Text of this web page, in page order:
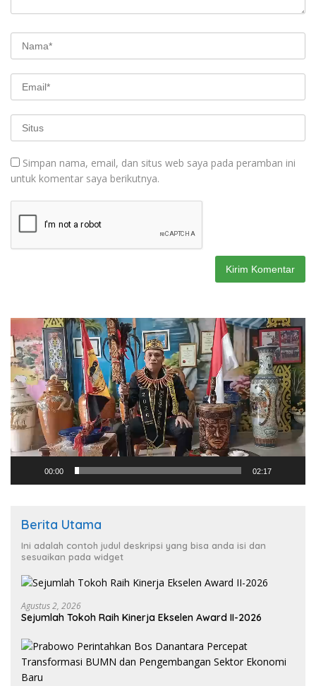
Simpan nama, email, dan situs web saya pada peramban ini
untuk komentar saya berikutnya.
Pemutar
Video
00:00 02:17
Berita Utama
Ini adalah contoh judul deskripsi yang bisa anda isi dan
sesuaikan pada widget
Agustus 2, 2026
Sejumlah Tokoh Raih Kinerja Ekselen Award II-2026